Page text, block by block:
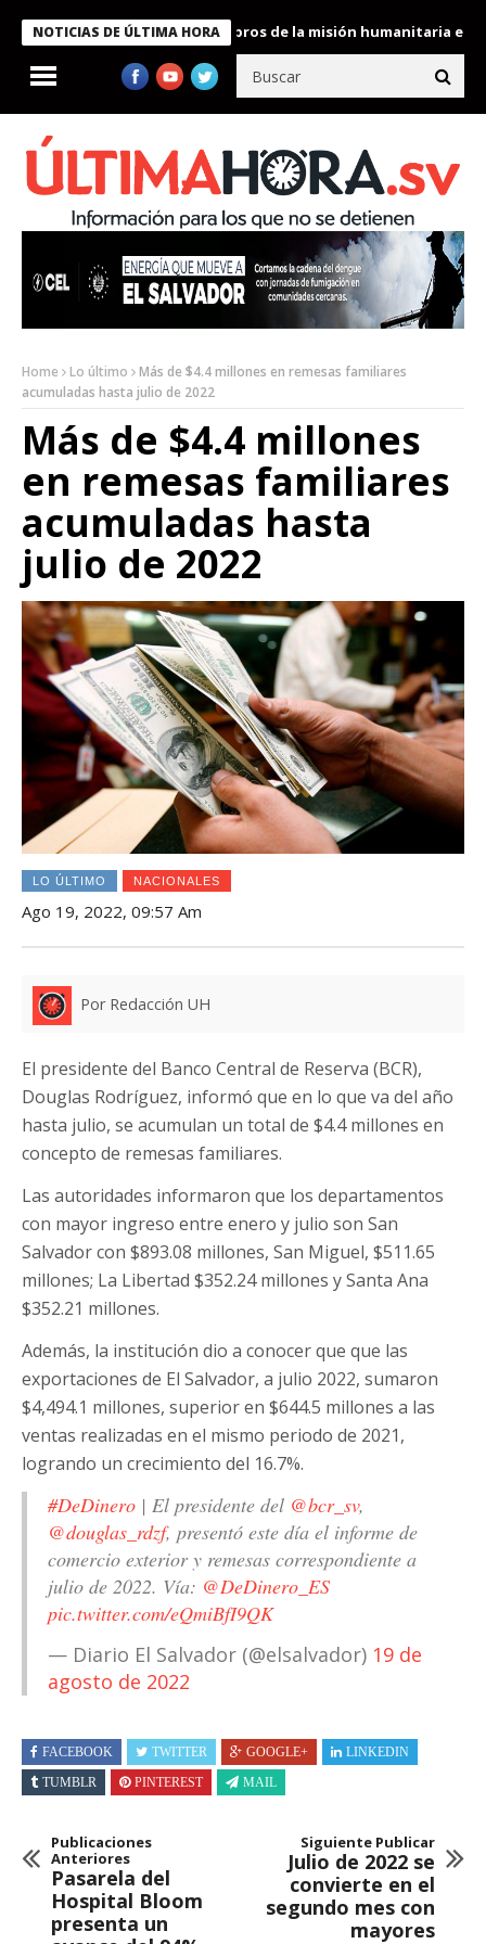
NOTICIAS DE ÚLTIMA HORA
Bukele condecora a miembros de la misión humanitaria enviada
Home Lo último
Más de $4.4 millones en remesas familiares
acumuladas hasta julio de 2022
Más de $4.4 millones
en remesas familiares
acumuladas hasta
julio de 2022
LO ÚLTIMO NACIONALES
Ago 19, 2022, 09:57 Am
Por Redacción UH
El presidente del Banco Central de Reserva (BCR),
Douglas Rodríguez, informó que en lo que va del año
hasta julio, se acumulan un total de $4.4 millones en
concepto de remesas familiares.
Las autoridades informaron que los departamentos
con mayor ingreso entre enero y julio son San
Salvador con $893.08 millones, San Miguel, $511.65
millones; La Libertad $352.24 millones y Santa Ana
$352.21 millones.
Además, la institución dio a conocer que que las
exportaciones de El Salvador, a julio 2022, sumaron
$4,494.1 millones, superior en $644.5 millones a las
ventas realizadas en el mismo periodo de 2021,
logrando un crecimiento del 16.7%.
#DeDinero | El presidente del @bcr_sv,
@douglas_rdzf, presentó este día el informe de
comercio exterior y remesas correspondiente a
julio de 2022. Vía: @DeDinero_ES
pic.twitter.com/eQmiBfI9QK
— Diario El Salvador (@elsalvador) 19 de
agosto de 2022
FACEBOOK TWITTER GOOGLE+
LINKEDIN
TUMBLR
PINTEREST MAIL
Publicaciones
Anteriores
Pasarela del
Hospital Bloom
presenta un
Siguiente Publicar
Julio de 2022 se
convierte en el
segundo mes con
mayores